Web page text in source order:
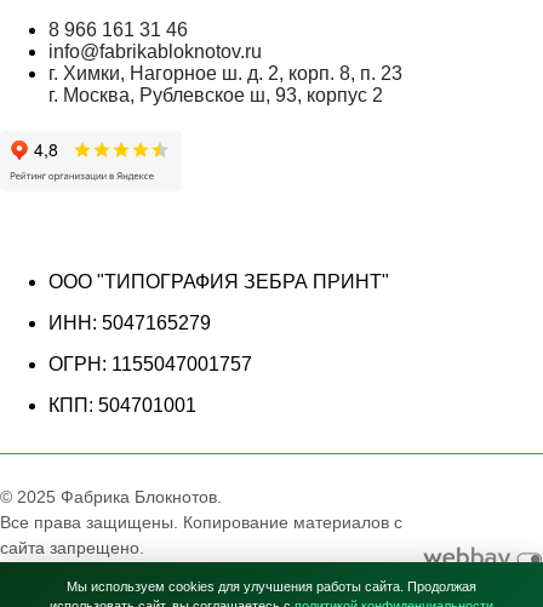
8 966 161 31 46
info@fabrikabloknotov.ru
г. Химки, Нагорное ш. д. 2, корп. 8, п. 23
г. Москва, Рублевское ш, 93, корпус 2
ООО "ТИПОГРАФИЯ ЗЕБРА ПРИНТ"
ИНН: 5047165279
ОГРН: 1155047001757
КПП: 504701001
© 2025 Фабрика Блокнотов.
Все права защищены. Копирование материалов с
сайта запрещено.
характер и не является публичной офертой (п.2
Мы используем cookies для улучшения работы сайта. Продолжая